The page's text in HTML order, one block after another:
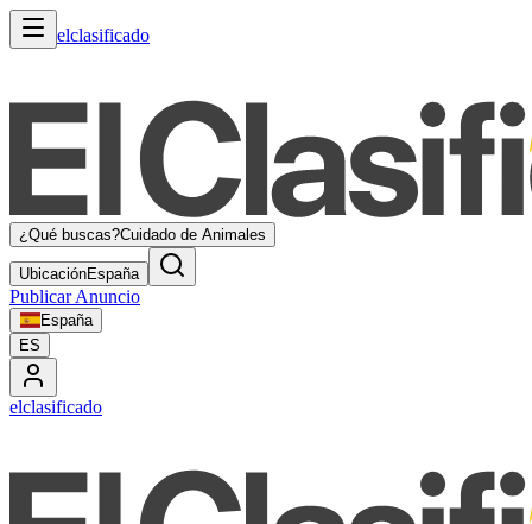
elclasificado
¿Qué buscas?Cuidado de Animales
UbicaciónEspaña
Publicar Anuncio
España
ES
elclasificado